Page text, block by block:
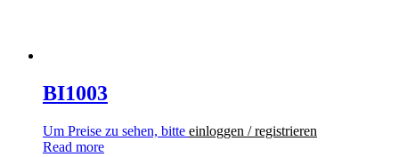
BI1003
Um Preise zu sehen, bitte einloggen / registrieren
Read more